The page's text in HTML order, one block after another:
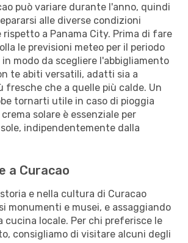
può variare durante l'anno, quindi
alle diverse condizioni
a Panama City. Prima di fare
le previsioni meteo per il periodo
modo da scegliere l'abbigliamento
te abiti versatili, adatti sia a
fresche che a quelle più calde. Un
tornarti utile in caso di pioggia
solare è essenziale per
indipendentemente dalla
a Curacao
e nella cultura di Curacao
monumenti e musei, e assaggiando
cucina locale. Per chi preferisce le
consigliamo di visitare alcuni degli